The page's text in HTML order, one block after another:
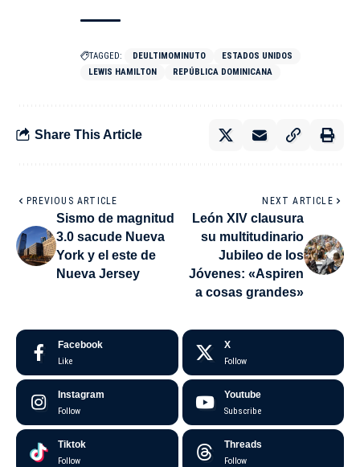
TAGGED: DEULTIMOMINUTO
ESTADOS UNIDOS
LEWIS HAMILTON
REPÚBLICA DOMINICANA
Share This Article
PREVIOUS ARTICLE
Sismo de magnitud
3.0 sacude Nueva
York y el este de
Nueva Jersey
NEXT ARTICLE
León XIV clausura
su multitudinario
Jubileo de los
Jóvenes: «Aspiren
a cosas grandes»
Facebook
Like
X
Follow
Instagram
Follow
Youtube
Subscribe
Tiktok
Follow
Threads
Follow